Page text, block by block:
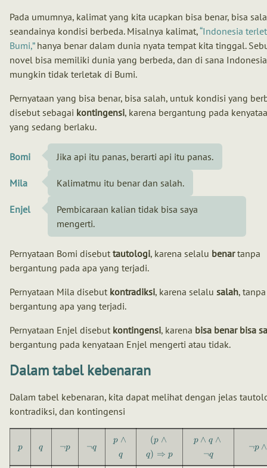
Pada umumnya, kalimat yang kita ucapkan bisa benar, bisa
seandainya kondisi berbeda. Misalnya kalimat, Indonesia
Bumi, hanya benar dalam dunia nyata tempat kita tinggal.
novel bisa memiliki dunia yang berbeda, dan di sana Indonesia
mungkin tidak terletak di Bumi.
Pernyataan yang bisa benar, bisa salah, untuk kondisi yang
disebut sebagai kontingensi, karena bergantung pada
yang sedang berlaku.
Bomi Jika api itu panas, berarti api itu panas.
Mila Kalimatmu itu benar dan salah.
Enjel
Pembicaraan kalian tidak bisa saya
mengerti.
Pernyataan Bomi disebut tautologi, karena selalu benartanpa
bergantung pada apa yang terjadi.
Pernyataan Mila disebut kontradiksi, karena selalu salah, tanpa
bergantung apa yang terjadi.
Pernyataan Enjel disebut kontingensi, karena bisa benar bisa
bergantung pada kenyataan Enjel mengerti atau tidak.
Dalam tabel kebenaran
Dalam tabel kebenaran, kita dapat melihat dengan jelas
kontradiksi, dan kontingensi
p q ¬p ¬q
p ∧
q
(p ∧
q) ⇒ p
p ∧ q ∧
¬q
¬p ∧